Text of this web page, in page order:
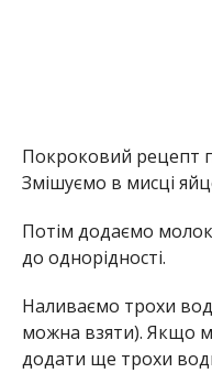
Покроковий рецепт
Змішуємо в мисці
Потім додаємо
до однорідності.
Наливаємо трохи
можна взяти). Якщо
додати ще трохи